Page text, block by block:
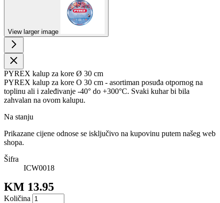
View larger image
PYREX kalup za kore Ø 30 cm
PYREX kalup za kore O 30 cm - asortiman posuđa otpornog na
toplinu ali i zaleđivanje -40° do +300°C. Svaki kuhar bi bila
zahvalan na ovom kalupu.
Na stanju
Prikazane cijene odnose se isključivo na kupovinu putem našeg web
shopa.
Šifra
ICW0018
KM 13.95
Količina